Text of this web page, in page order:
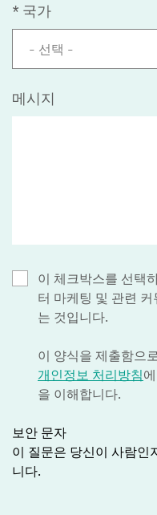
* 국가
- 선택 -
메시지
이 체크박스를 선택
터 마케팅 및 관련
는 것입니다.
이 양식을 제출함으
개인정보 처리방침
을 이해합니다.
보안 문자
이 질문은 당신이 사람인
니다.